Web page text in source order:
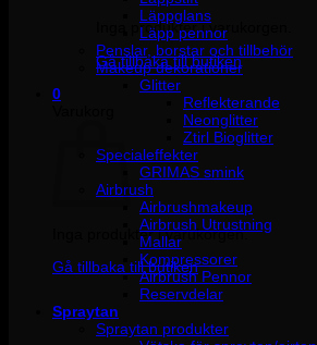
Inga produkter i varukorgen.
Gå tillbaka till butiken
0
Inga produkter i varukorgen.
Gå tillbaka till butiken
Läppglans
Läpp pennor
Penslar, borstar och tillbehör
Makeup dekorationer
Glitter
Reflekterande
Neonglitter
Ztirl Bioglitter
Specialeffekter
GRIMAS smink
Airbrush
Airbrushmakeup
Airbrush Utrustning
Mallar
Kompressorer
Airbrush Pennor
Reservdelar
Spraytan
Spraytan produkter